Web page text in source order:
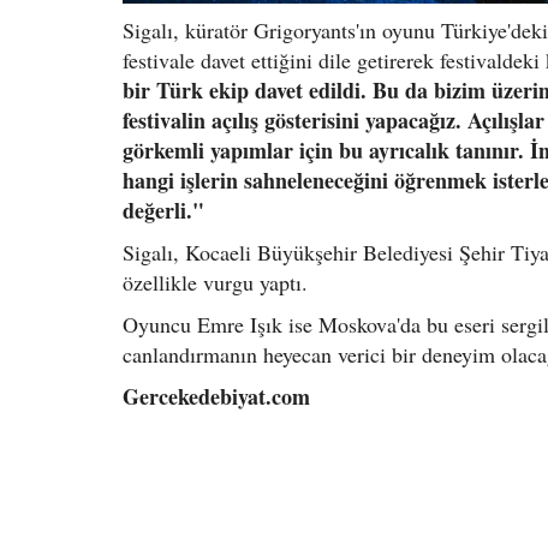
Sigalı, küratör Grigoryants'ın oyunu
festivale davet ettiğini dile getirerek festivaldeki
bir Türk ekip davet edildi. Bu da bizim
festivalin açılış gösterisini yapacağız.
görkemli yapımlar için bu ayrıcalık
hangi işlerin sahneleneceğini öğrenmek
değerli."
Sigalı, Kocaeli Büyükşehir Belediyesi Şehir
özellikle vurgu yaptı.
Oyuncu Emre Işık ise Moskova'da bu eseri
canlandırmanın heyecan verici bir deneyim
Gercekedebiyat.com